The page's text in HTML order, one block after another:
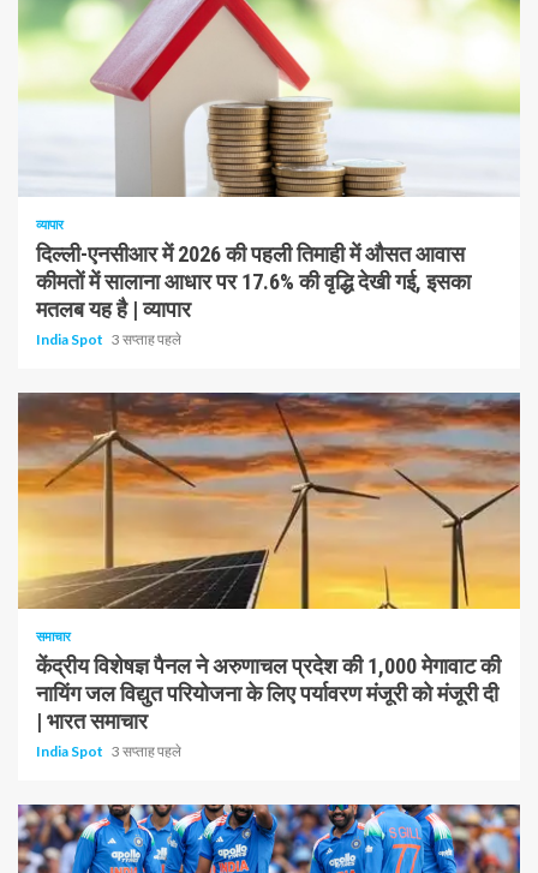
व्यापार
दिल्ली-एनसीआर में 2026 की पहली तिमाही में औसत आवास
कीमतों में सालाना आधार पर 17.6% की वृद्धि देखी गई, इसका
मतलब यह है | व्यापार
India Spot 3 सप्ताह पहले
1 न्यूनतम पढ़ा
समाचार
केंद्रीय विशेषज्ञ पैनल ने अरुणाचल प्रदेश की 1,000 मेगावाट की
नायिंग जल विद्युत परियोजना के लिए पर्यावरण मंजूरी को मंजूरी दी
| भारत समाचार
India Spot 3 सप्ताह पहले